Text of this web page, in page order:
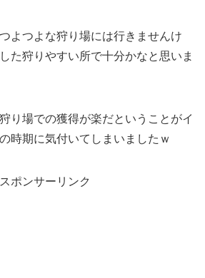
よつよな狩り場には行きませんけ
た狩りやすい所で十分かなと思いま
り場での獲得が楽だということがイ
時期に気付いてしまいましたｗ
スポンサーリンク